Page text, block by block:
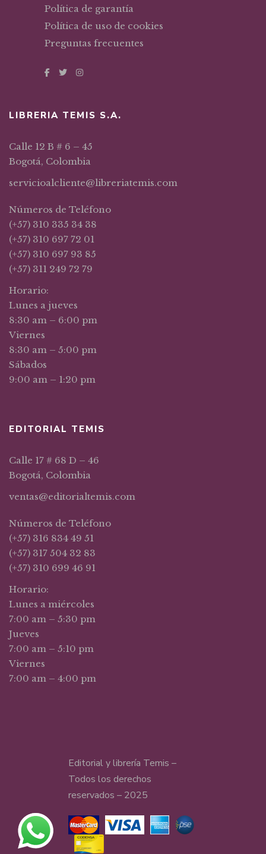
Política de garantía
Política de uso de cookies
Preguntas frecuentes
LIBRERIA TEMIS S.A.
Calle 12 B # 6 – 45
Bogotá, Colombia
servicioalcliente@libreriatemis.com
Números de Teléfono
(+57) 310 335 34 38
(+57) 310 697 72 01
(+57) 310 697 93 85
(+57) 311 249 72 79
Horario:
Lunes a jueves
8:30 am – 6:00 pm
Viernes
8:30 am – 5:00 pm
Sábados
9:00 am – 1:20 pm
EDITORIAL TEMIS
Calle 17 # 68 D – 46
Bogotá, Colombia
ventas@editorialtemis.com
Números de Teléfono
(+57) 316 834 49 51
(+57) 317 504 32 83
(+57) 310 699 46 91
Horario:
Lunes a miércoles
7:00 am – 5:30 pm
Jueves
7:00 am – 5:10 pm
Viernes
7:00 am – 4:00 pm
Editorial y librería Temis –
Todos los derechos
reservados – 2025